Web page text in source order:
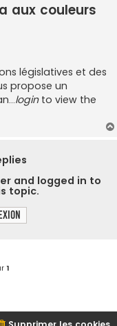
aux couleurs
législatives et des
propose un
loginto view the
and logged in to
topic.
1